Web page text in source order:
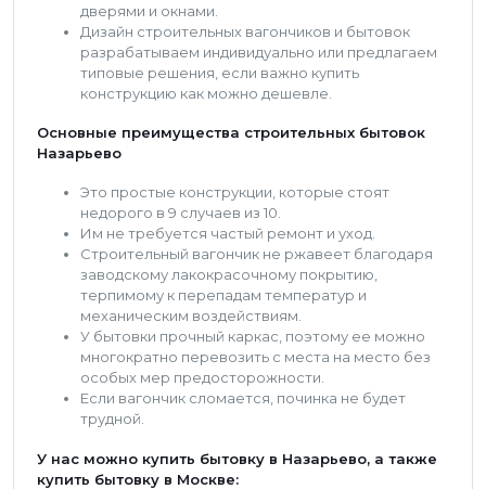
дверями и окнами.
Дизайн строительных вагончиков и бытовок
разрабатываем индивидуально или предлагаем
типовые решения, если важно купить
конструкцию как можно дешевле.
Основные преимущества строительных бытовок
Назарьево
Это простые конструкции, которые стоят
недорого в 9 случаев из 10.
Им не требуется частый ремонт и уход.
Строительный вагончик не ржавеет благодаря
заводскому лакокрасочному покрытию,
терпимому к перепадам температур и
механическим воздействиям.
У бытовки прочный каркас, поэтому ее можно
многократно перевозить с места на место без
особых мер предосторожности.
Если вагончик сломается, починка не будет
трудной.
У нас можно купить бытовку в Назарьево, а также
купить бытовку в Москве: